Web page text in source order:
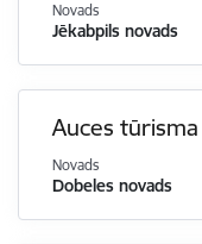
Novads
Jēkabpils novads
Auces
Novads
Dobeles novads